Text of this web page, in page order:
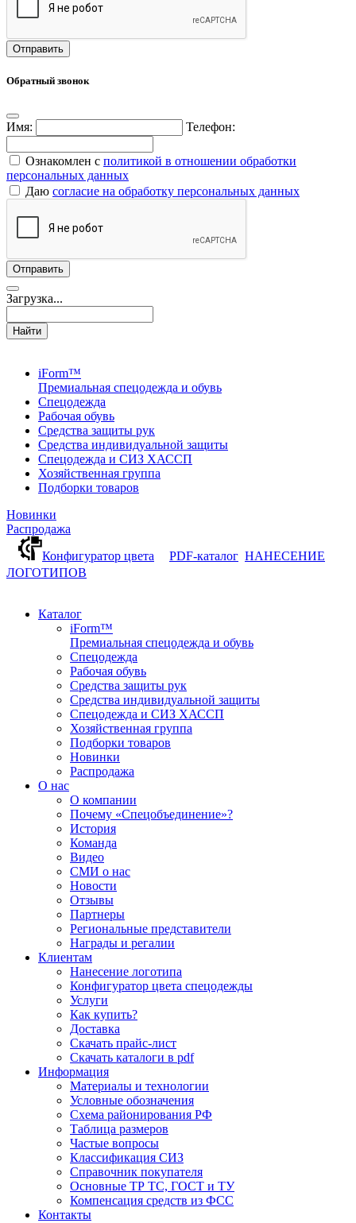
Обратный звонок
Имя: Телефон:
Ознакомлен с политикой в отношении обработки
персональных данных
Даю согласие на обработку персональных данных
Загрузка...
Найти
iForm™
Премиальная спецодежда и обувь
Спецодежда
Рабочая обувь
Средства защиты рук
Средства индивидуальной защиты
Спецодежда и СИЗ ХАССП
Хозяйственная группа
Подборки товаров
Новинки
Распродажа
Конфигуратор цвета
PDF-каталог НАНЕСЕНИЕ
ЛОГОТИПОВ
Каталог
iForm™
Премиальная спецодежда и обувь
Спецодежда
Рабочая обувь
Средства защиты рук
Средства индивидуальной защиты
Спецодежда и СИЗ ХАССП
Хозяйственная группа
Подборки товаров
Новинки
Распродажа
О нас
О компании
Почему «Спецобъединение»?
История
Команда
Видео
СМИ о нас
Новости
Отзывы
Партнеры
Региональные представители
Награды и регалии
Клиентам
Нанесение логотипа
Конфигуратор цвета спецодежды
Услуги
Как купить?
Доставка
Скачать прайс-лист
Скачать каталоги в pdf
Информация
Материалы и технологии
Условные обозначения
Схема районирования РФ
Таблица размеров
Частые вопросы
Классификация СИЗ
Справочник покупателя
Основные ТР ТС, ГОСТ и ТУ
Компенсация средств из ФСС
Контакты